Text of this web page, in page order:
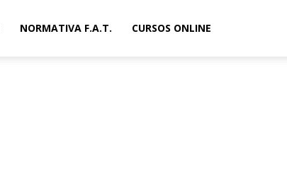
NORMATIVA F.A.T. CURSOS ONLINE